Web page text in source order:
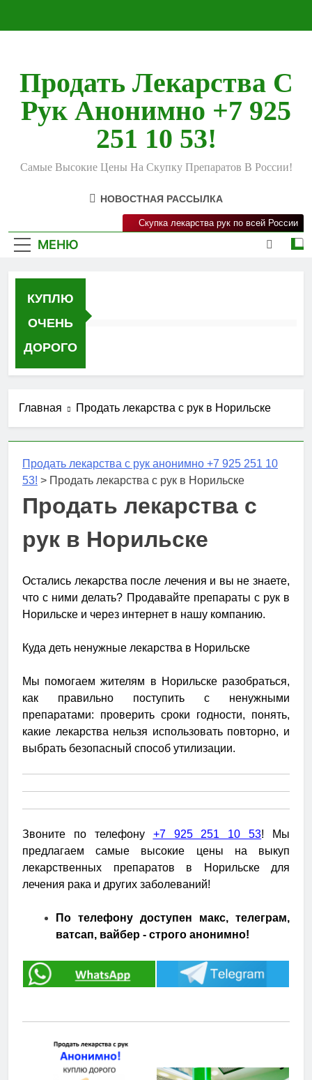
Продать Лекарства С
Рук Анонимно +7 925
251 10 53!
Самые Высокие Цены На Скупку Препаратов В России!
НОВОСТНАЯ РАССЫЛКА
МЕНЮ
Скупка лекарства рук по всей России
КУПЛЮ
ОЧЕНЬ
ДОРОГО
Главная Продать лекарства с рук в Норильске
Продать лекарства с рук анонимно +7 925 251 10
53! > Продать лекарства с рук в Норильске
Продать лекарства с
рук в Норильске
Остались лекарства после лечения и вы не знаете,
что с ними делать? Продавайте препараты с рук в
Норильске и через интернет в нашу компанию.
Куда деть ненужные лекарства в Норильске
Мы помогаем жителям в Норильске разобраться,
как правильно поступить с ненужными
препаратами: проверить сроки годности, понять,
какие лекарства нельзя использовать повторно, и
выбрать безопасный способ утилизации.
Звоните по телефону +7 925 251 10 53! Мы
предлагаем самые высокие цены на выкуп
лекарственных препаратов в Норильске для
лечения рака и других заболеваний!
По телефону доступен макс, телеграм,
ватсап, вайбер - строго анонимно!